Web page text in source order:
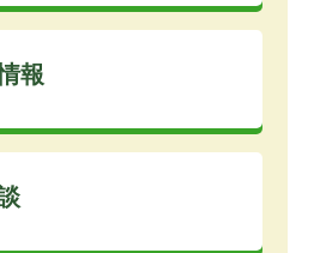
報